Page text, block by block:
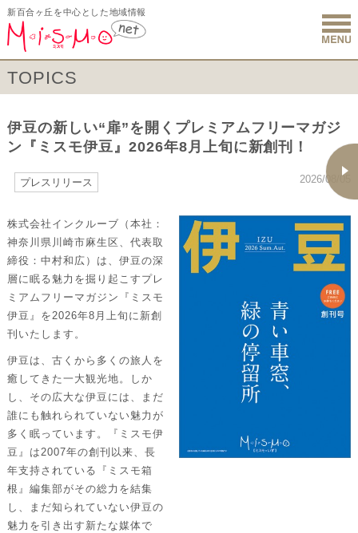
新百合ヶ丘を中心とした地域情報
新百合ヶ
TOPICS
伊豆の新しい“扉”を開くプレミアムフリーマガジ
ン『ミスモ伊豆』2026年8月上旬に新創刊！
2026/08/05
プレスリリース
株式会社インクルーブ（本社：
神奈川県川崎市麻生区、代表取
締役：中村和広）は、伊豆の深
層に眠る魅力を掘り起こすプレ
ミアムフリーマガジン『ミスモ
伊豆』を2026年8月上旬に新創
刊いたします。
伊豆は、古くから多くの旅人を
癒してきた一大観光地。しか
し、その広大な伊豆には、まだ
誰にも触れられていない魅力が
多く眠っています。『ミスモ伊
豆』は2007年の創刊以来、長
年支持されている『ミスモ箱
根』編集部がその総力を結集
し、まだ知られていない伊豆の
魅力を引き出す新たな媒体で